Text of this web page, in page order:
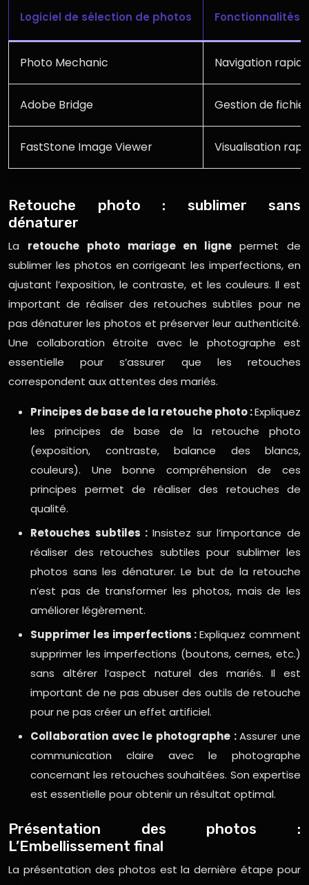
Logiciel de sélection de photos Fonctionnalités
Photo Mechanic Navigation
Adobe Bridge Gestion de
FastStone Image Viewer Visualisation
Retouche photo : sublimer sans
dénaturer
La retouche photo mariage en lignepermet de
sublimer les photos en corrigeant les imperfections, en
ajustant l’exposition, le contraste, et les couleurs. Il est
important de réaliser des retouches subtiles pour ne
pas dénaturer les photos et préserver leur authenticité.
Une collaboration étroite avec le photographe est
essentielle pour s’assurer que les retouches
correspondent aux attentes des mariés.
Principes de base de la retouche photo :Expliquez
les principes de base de la retouche photo
(exposition, contraste, balance des blancs,
couleurs). Une bonne compréhension de ces
principes permet de réaliser des retouches de
qualité.
Retouches subtiles : Insistez sur l’importance de
réaliser des retouches subtiles pour sublimer les
photos sans les dénaturer. Le but de la retouche
n’est pas de transformer les photos, mais de les
améliorer légèrement.
Supprimer les imperfections :Expliquez comment
supprimer les imperfections (boutons, cernes, etc.)
sans altérer l’aspect naturel des mariés. Il est
important de ne pas abuser des outils de retouche
pour ne pas créer un effet artificiel.
Collaboration avec le photographe :Assurer une
communication claire avec le photographe
concernant les retouches souhaitées. Son expertise
est essentielle pour obtenir un résultat optimal.
Présentation des photos :
L’Embellissement final
La présentation des photos est la dernière étape pour